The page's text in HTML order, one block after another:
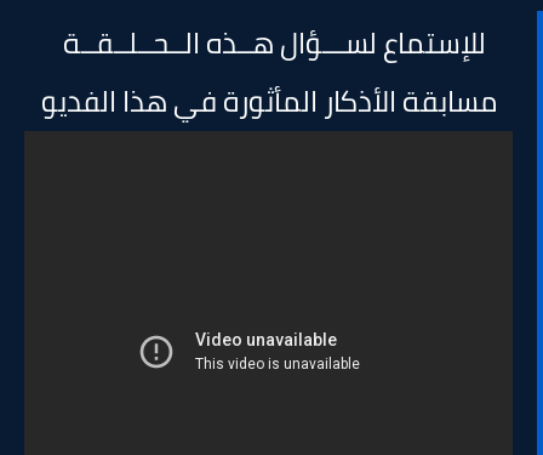
للإستماع لســـؤال هــذه الــحــلــقــة
مسابقة الأذكار المأثورة في هذا الفديو